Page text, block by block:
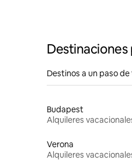
Destinos a un paso de
Budapest
Alquileres
Verona
Alquileres